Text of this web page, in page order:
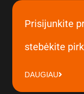
Prisijunkite
stebėkite
DAUGIAU